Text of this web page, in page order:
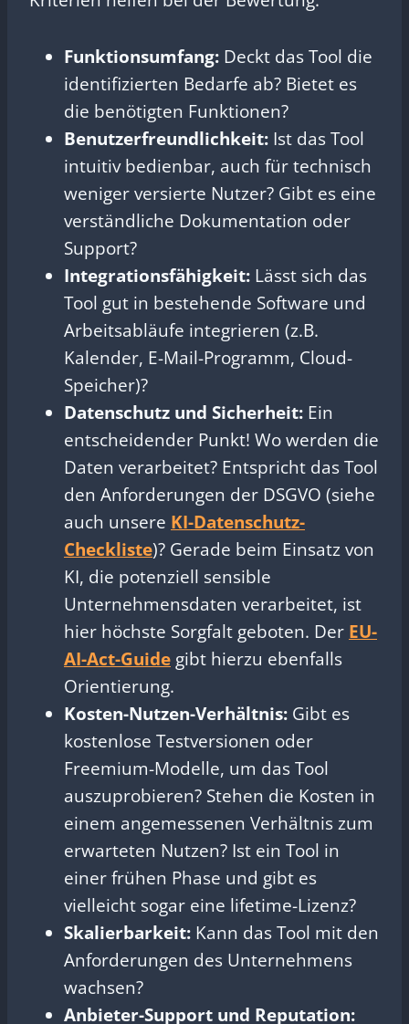
Funktionsumfang: Deckt das Tool die
identifizierten Bedarfe ab? Bietet es
die benötigten Funktionen?
Benutzerfreundlichkeit: Ist das Tool
intuitiv bedienbar, auch für technisch
weniger versierte Nutzer? Gibt es eine
verständliche Dokumentation oder
Support?
Integrationsfähigkeit: Lässt sich das
Tool gut in bestehende Software und
Arbeitsabläufe integrieren (z.B.
Kalender, E-Mail-Programm, Cloud-
Speicher)?
Datenschutz und Sicherheit: Ein
entscheidender Punkt! Wo werden die
Daten verarbeitet? Entspricht das Tool
den Anforderungen der DSGVO (siehe
auch unsere KI-Datenschutz-
Checkliste)? Gerade beim Einsatz von
KI, die potenziell sensible
Unternehmensdaten verarbeitet, ist
hier höchste Sorgfalt geboten. Der EU-
AI-Act-Guide gibt hierzu ebenfalls
Orientierung.
Kosten-Nutzen-Verhältnis: Gibt es
kostenlose Testversionen oder
Freemium-Modelle, um das Tool
auszuprobieren? Stehen die Kosten in
einem angemessenen Verhältnis zum
erwarteten Nutzen? Ist ein Tool in
einer frühen Phase und gibt es
vielleicht sogar eine lifetime-Lizenz?
Skalierbarkeit: Kann das Tool mit den
Anforderungen des Unternehmens
wachsen?
Anbieter-Support und Reputation: